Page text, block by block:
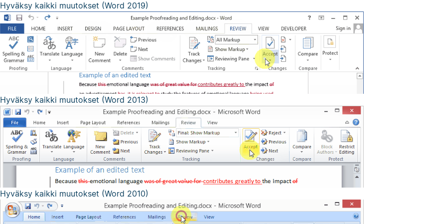
Hyväksy kaikki muutokset (Word 2019)
Hyväksy kaikki muutokset (Word 2013)
Hyväksy kaikki muutokset (Word 2010)